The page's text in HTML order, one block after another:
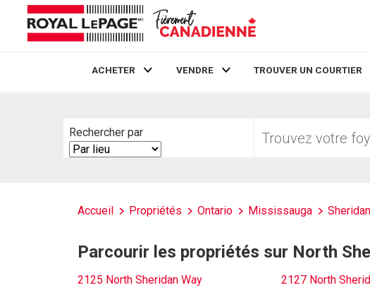
ACHETER VENDRE TROUVER UN COURTIER
Rechercher par
Search
By
votre
Accueil Propriétés Ontario Mississauga
Parcourir les propriétés sur North
2125 North Sheridan Way 2127 North